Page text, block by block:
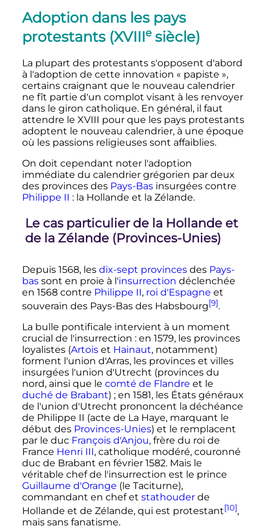
Adoption dans les pays
protestants (XVIIIe siècle)
La plupart des protestants s'opposent d'abord
à l'adoption de cette innovation « papiste »,
certains craignant que le nouveau calendrier
ne fît partie d'un complot visant à les renvoyer
dans le giron catholique. En général, il faut
attendre le XVIII pour que les pays protestants
adoptent le nouveau calendrier, à une époque
où les passions religieuses sont affaiblies.
On doit cependant noter l'adoption
immédiate du calendrier grégorien par deux
des provinces des Pays-Basinsurgées contre
Philippe II : la Hollande et la Zélande.
Le cas particulier de la Hollande et
de la Zélande (Provinces-Unies)
Depuis 1568, les dix-sept provincesdes Pays-
bassont en proie à l'insurrection déclenchée
en 1568 contre Philippe II, roi d'Espagne et
souverain des Pays-Bas des Habsbourg[9].
La bulle pontificale intervient à un moment
crucial de l'insurrection : en 1579, les provinces
loyalistes (Artoiset Hainaut, notamment)
forment l'union d'Arras, les provinces et villes
insurgées l'union d'Utrecht (provinces du
nord, ainsi que le comté de Flandre et le
duché de Brabant) ; en 1581, les États généraux
de l'union d'Utrecht prononcent la déchéance
de Philippe II (acte de La Haye, marquant le
début des Provinces-Unies) et le remplacent
par le duc François d'Anjou, frère du roi de
France Henri III, catholique modéré, couronné
duc de Brabant en février 1582. Mais le
véritable chef de l'insurrection est le prince
Guillaume d'Orange (le Taciturne),
commandant en chef et stathouderde
Hollande et de Zélande, qui est protestant[10],
mais sans fanatisme.